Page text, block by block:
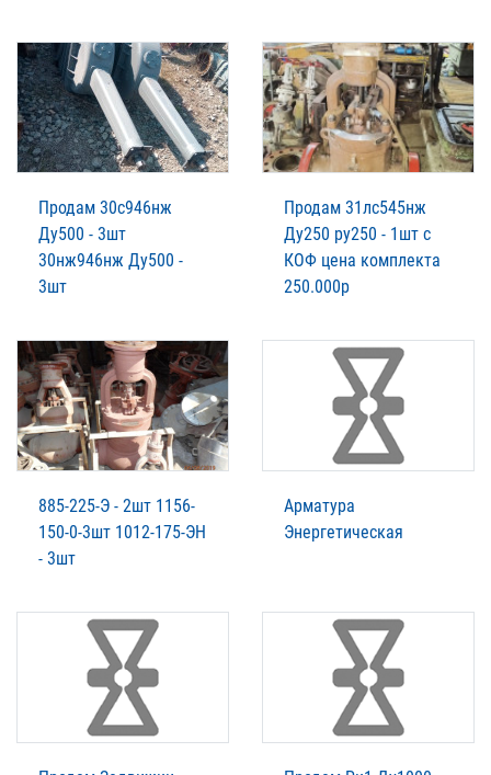
Продам 30с946нж
Ду500 - 3шт
30нж946нж Ду500 -
3шт
Продам 31лс545нж
Ду250 ру250 - 1шт с
КОФ цена комплекта
250.000р
885-225-Э - 2шт 1156-
150-0-3шт 1012-175-ЭН
- 3шт
Арматура
Энергетическая